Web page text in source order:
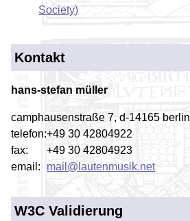
Society)
Kontakt
hans-stefan müller
camphausenstraße 7, d-14165 berlin
telefon:+49 30 42804922
fax:
+49 30 42804923
email:
mail@lautenmusik.net
W3C Validierung